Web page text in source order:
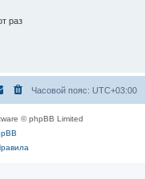
раз
Часовой пояс: UTC+03:00
© phpBB Limited